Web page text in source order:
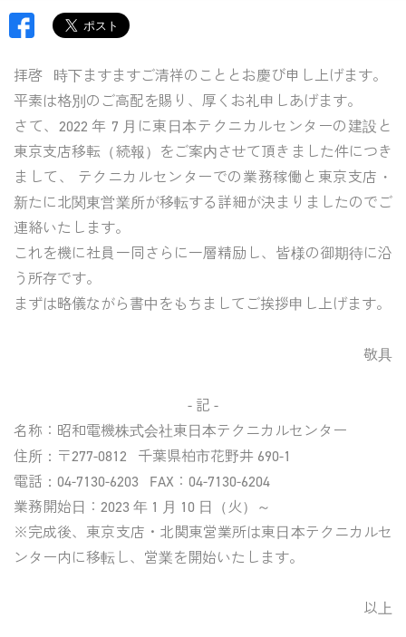
拝啓 時下ますますご清祥のこととお慶び申し上げます。
平素は格別のご高配を賜り、厚くお礼申しあげます。
さて、2022 年 7 月に東日本テクニカルセンターの建設と
東京支店移転（続報）をご案内させて頂きました件につき
まして、 テクニカルセンターでの業務稼働と東京支店・
新たに北関東営業所が移転する詳細が決まりましたのでご
連絡いたします。
これを機に社員一同さらに一層精励し、皆様の御期待に沿
う所存です。
まずは略儀ながら書中をもちましてご挨拶申し上げます。
敬具
- 記 -
名称：昭和電機株式会社東日本テクニカルセンター
住所：〒277-0812 千葉県柏市花野井 690-1
電話：04-7130-6203 FAX：04-7130-6204
業務開始日：2023 年 1 月 10 日（火）～
※完成後、東京支店・北関東営業所は東日本テクニカルセ
ンター内に移転し、営業を開始いたします。
以上